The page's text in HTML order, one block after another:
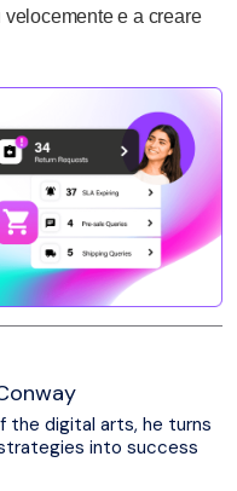
e a creare
the digital arts, he turns
into success